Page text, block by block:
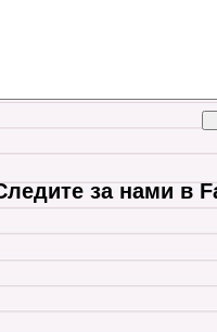
за нами в